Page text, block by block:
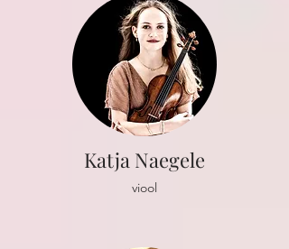
Katja Naegele
viool